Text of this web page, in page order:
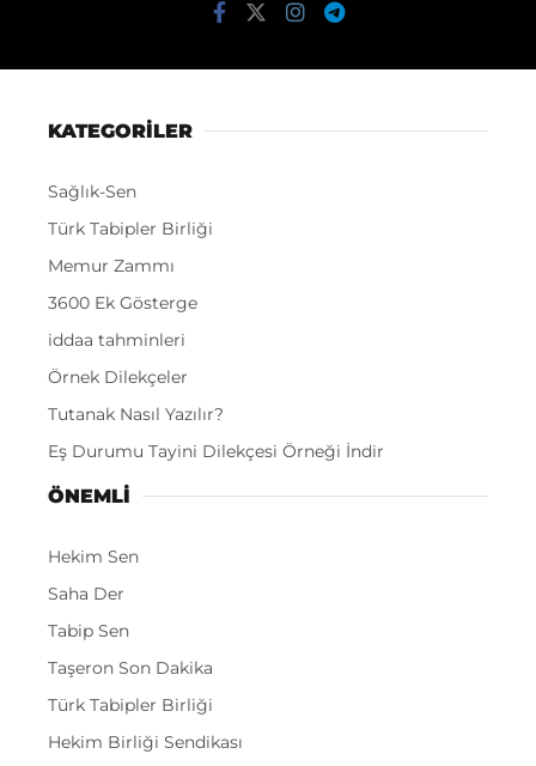
KATEGORİLER
Sağlık-Sen
Türk Tabipler Birliği
Memur Zammı
3600 Ek Gösterge
iddaa tahminleri
Örnek Dilekçeler
Tutanak Nasıl Yazılır?
Eş Durumu Tayini Dilekçesi Örneği İndir
ÖNEMLI
Hekim Sen
Saha Der
Tabip Sen
Taşeron Son Dakika
Türk Tabipler Birliği
Hekim Birliği Sendikası